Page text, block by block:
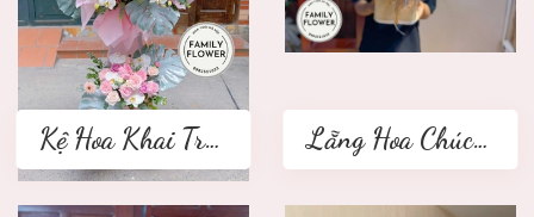
Kệ Hoa Khai Trương 2 tầng Lẵng Hoa Chúc Mừng